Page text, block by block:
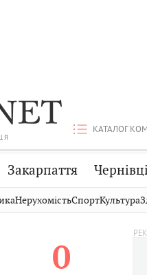
КАТАЛОГ
Закарпаття Чернівці
Публікації Авто
НерухомістьСпортКультура
0